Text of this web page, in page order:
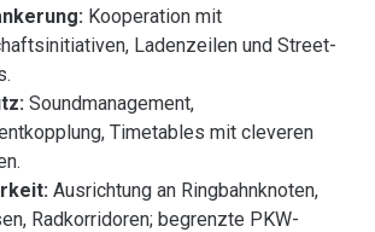
Kooperation mit
Ladenzeilen und Street-
Soundmanagement,
Timetables mit cleveren
Ausrichtung an Ringbahnknoten,
Radkorridoren; begrenzte PKW-